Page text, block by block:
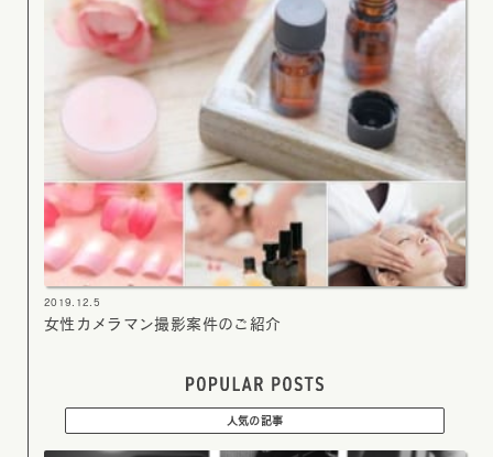
2019.12.5
女性カメラマン撮影案件のご紹介
人気の記事